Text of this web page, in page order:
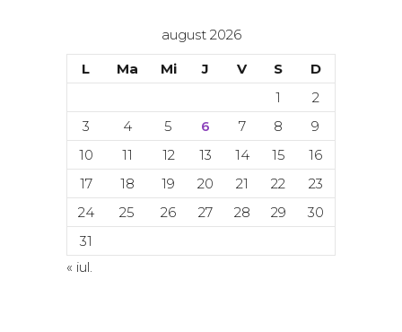
august 2026
L
Ma Mi J V S
D
1
2
3
4 5 6 7 8
9
10
11 12 13 14 15
16
17
18 19 20 21 22
23
24
25 26 27 28 29
30
31
« iul.